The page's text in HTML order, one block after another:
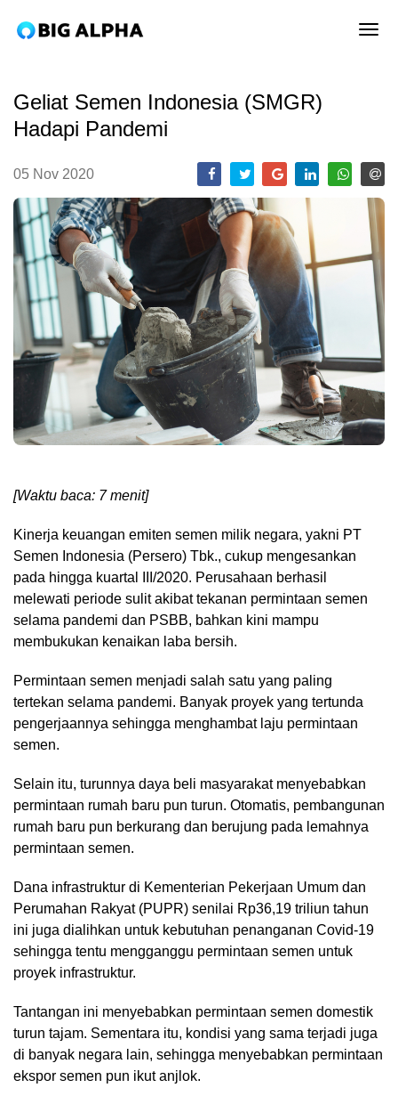
Geliat Semen Indonesia (SMGR)
Hadapi Pandemi
05 Nov 2020
[Waktu baca: 7 menit]
Kinerja keuangan emiten semen milik negara, yakni PT
Semen Indonesia (Persero) Tbk., cukup mengesankan
pada hingga kuartal III/2020. Perusahaan berhasil
melewati periode sulit akibat tekanan permintaan semen
selama pandemi dan PSBB, bahkan kini mampu
membukukan kenaikan laba bersih.
Permintaan semen menjadi salah satu yang paling
tertekan selama pandemi. Banyak proyek yang tertunda
pengerjaannya sehingga menghambat laju permintaan
semen.
Selain itu, turunnya daya beli masyarakat menyebabkan
permintaan rumah baru pun turun. Otomatis, pembangunan
rumah baru pun berkurang dan berujung pada lemahnya
permintaan semen.
Dana infrastruktur di Kementerian Pekerjaan Umum dan
Perumahan Rakyat (PUPR) senilai Rp36,19 triliun tahun
ini juga dialihkan untuk kebutuhan penanganan Covid-19
sehingga tentu mengganggu permintaan semen untuk
proyek infrastruktur.
Tantangan ini menyebabkan permintaan semen domestik
turun tajam. Sementara itu, kondisi yang sama terjadi juga
di banyak negara lain, sehingga menyebabkan permintaan
ekspor semen pun ikut anjlok.